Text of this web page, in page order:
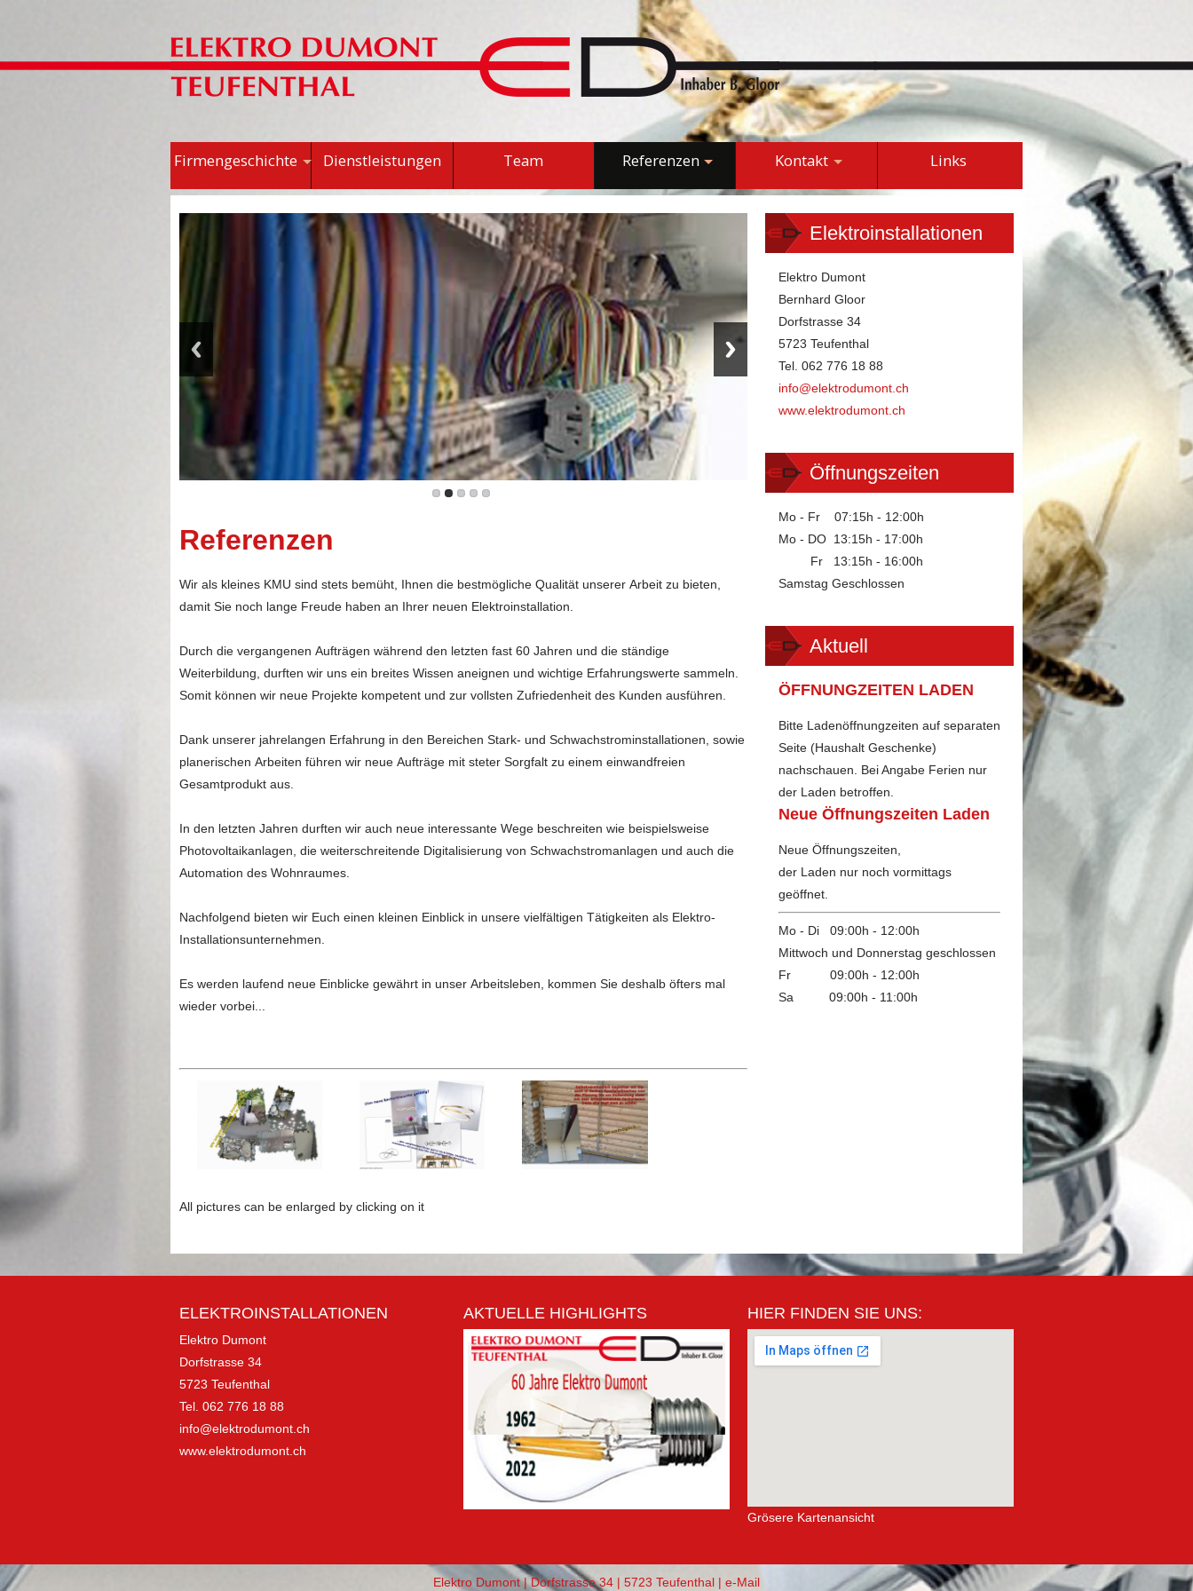
Firmengeschichte Dienstleistungen Team Referenzen Kontakt Links
Referenzen
Wir als kleines KMU sind stets bemüht, Ihnen die bestmögliche Qualität unserer Arbeit zu bieten,
damit Sie noch lange Freude haben an Ihrer neuen Elektroinstallation.
Durch die vergangenen Aufträgen während den letzten fast 60 Jahren und die ständige
Weiterbildung, durften wir uns ein breites Wissen aneignen und wichtige Erfahrungswerte sammeln.
Somit können wir neue Projekte kompetent und zur vollsten Zufriedenheit des Kunden ausführen.
Dank unserer jahrelangen Erfahrung in den Bereichen Stark- und Schwachstrominstallationen, sowie
planerischen Arbeiten führen wir neue Aufträge mit steter Sorgfalt zu einem einwandfreien
Gesamtprodukt aus.
In den letzten Jahren durften wir auch neue interessante Wege beschreiten wie beispielsweise
Photovoltaikanlagen, die weiterschreitende Digitalisierung von Schwachstromanlagen und auch die
Automation des Wohnraumes.
Nachfolgend bieten wir Euch einen kleinen Einblick in unsere vielfältigen Tätigkeiten als Elektro-
Installationsunternehmen.
Es werden laufend neue Einblicke gewährt in unser Arbeitsleben, kommen Sie deshalb öfters mal
wieder vorbei...
All pictures can be enlarged by clicking on it
Elektroinstallationen
Elektro Dumont
Bernhard Gloor
Dorfstrasse 34
5723 Teufenthal
Tel. 062 776 18 88
info@elektrodumont.ch
www.elektrodumont.ch
Öffnungszeiten
Mo - Fr 07:15h - 12:00h
Mo - DO 13:15h - 17:00h
Fr 13:15h - 16:00h
Samstag Geschlossen
Aktuell
ÖFFNUNGZEITEN LADEN
Bitte Ladenöffnungzeiten auf separaten
Seite (Haushalt Geschenke)
nachschauen. Bei Angabe Ferien nur
der Laden betroffen.
Neue Öffnungszeiten Laden
Neue Öffnungszeiten,
der Laden nur noch vormittags
geöffnet.
Mo - Di 09:00h - 12:00h
Mittwoch und Donnerstag geschlossen
Fr 09:00h - 12:00h
Sa
09:00h - 11:00h
ELEKTROINSTALLATIONEN
Elektro Dumont
Dorfstrasse 34
5723 Teufenthal
Tel. 062 776 18 88
info@elektrodumont.ch
www.elektrodumont.ch
AKTUELLE HIGHLIGHTS HIER FINDEN SIE UNS:
Grösere Kartenansicht
Elektro Dumont | Dorfstrasse 34 | 5723 Teufenthal | e-Mail